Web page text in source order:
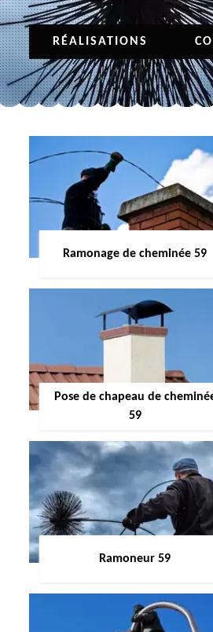
RÉALISATIONS
Ramonage de cheminée 59
Pose de chapeau de
59
Ramoneur 59